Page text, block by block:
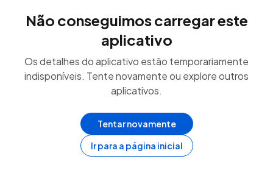
Não conseguimos carregar este
aplicativo
Os detalhes do aplicativo estão temporariamente
indisponíveis. Tente novamente ou explore outros
aplicativos.
Tentar novamente
Ir para a página inicial